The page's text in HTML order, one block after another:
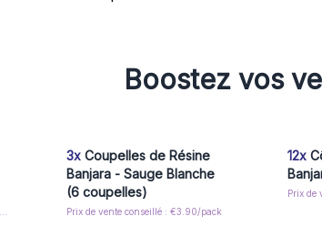
Boostez vos
3x Coupelles de Résine
Banjara - Sauge Blanche
(6 coupelles)
Prix de vente conseillé : €3.90/pack
12x
Prix de